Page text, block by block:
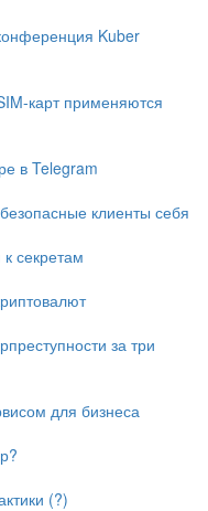
Kuber
карт применяются
в Telegram
клиенты себя
секретам
за три
для бизнеса
(?)